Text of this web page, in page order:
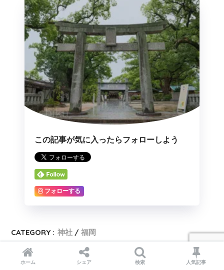
この記事が気に入ったらフォローしよう
フォローする
CATEGORY : 神社
福岡
TAGS :
ホーム シェア 検索 人気記事